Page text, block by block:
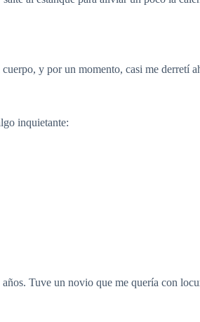
y por un momento, casi me derretí
inquietante:
Tuve un novio que me quería con